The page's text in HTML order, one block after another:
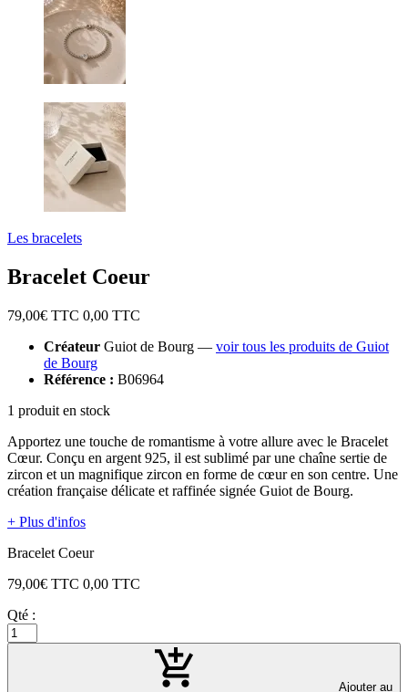
Les bracelets
Bracelet Coeur
79,00€ TTC 0,00 TTC
Créateur Guiot de Bourg — voir tous les produits de Guiot
de Bourg
Référence : B06964
1 produit en stock
Apportez une touche de romantisme à votre allure avec le Bracelet
Cœur. Conçu en argent 925, il est sublimé par une chaîne sertie de
zircon et un magnifique zircon en forme de cœur en son centre. Une
création française délicate et raffinée signée Guiot de Bourg.
+ Plus d'infos
Bracelet Coeur
79,00€ TTC 0,00 TTC
Qté :
Ajouter au